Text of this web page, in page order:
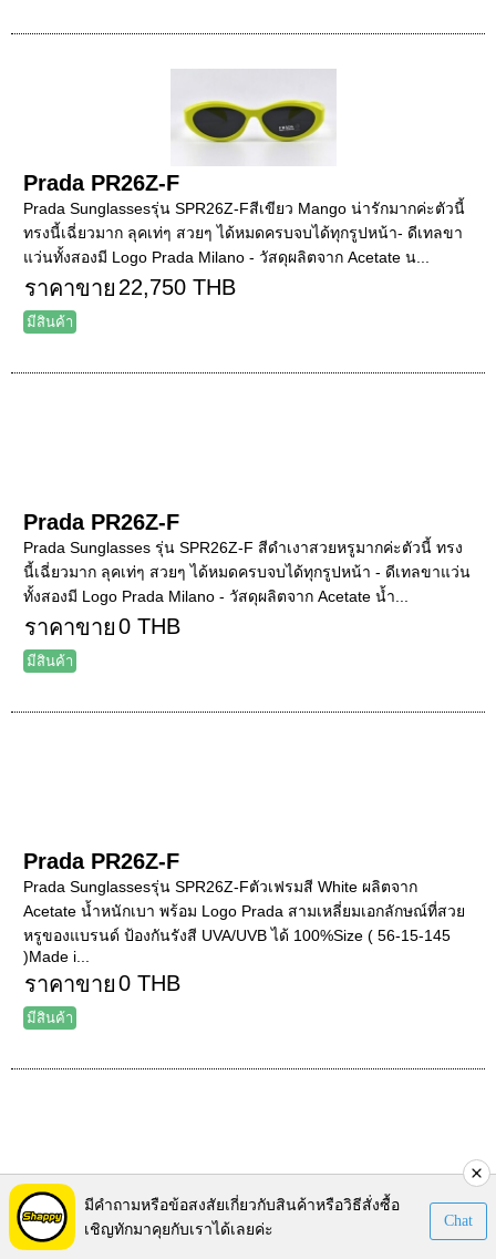
Prada PR26Z-F
Prada Sunglassesรุ่น SPR26Z-Fสีเขียว Mango น่ารักมากค่ะตัวนี้
ทรงนี้เฉี่ยวมาก ลุคเท่ๆ สวยๆ ได้หมดครบจบได้ทุกรูปหน้า- ดีเทลขา
แว่นทั้งสองมี Logo Prada Milano - วัสดุผลิตจาก Acetate น...
ราคาขาย 22,750 THB
มีสินค้า
Prada PR26Z-F
Prada Sunglasses รุ่น SPR26Z-F สีดำเงาสวยหรูมากค่ะตัวนี้ ทรง
นี้เฉี่ยวมาก ลุคเท่ๆ สวยๆ ได้หมดครบจบได้ทุกรูปหน้า - ดีเทลขาแว่น
ทั้งสองมี Logo Prada Milano - วัสดุผลิตจาก Acetate น้ำ...
ราคาขาย0 THB
มีสินค้า
Prada PR26Z-F
Prada Sunglassesรุ่น SPR26Z-Fตัวเฟรมสี White ผลิตจาก
Acetate น้ำหนักเบา พร้อม Logo Prada สามเหลี่ยมเอกลักษณ์ที่สวย
หรูของแบรนด์ ป้องกันรังสี UVA/UVB ได้ 100%Size ( 56-15-145
)Made i...
ราคาขาย0 THB
มีสินค้า
Prada PR54W
Prada Sunglasses รุ่น SPS54W DGO-01S- แว่นกันแดดทรง
มีคำถามหรือข้อสงสัยเกี่ยวกับสินค้าหรือวิธีสั่งซื้อ
เชิญทักมาคุยกับเราได้เลยค่ะ
Chat